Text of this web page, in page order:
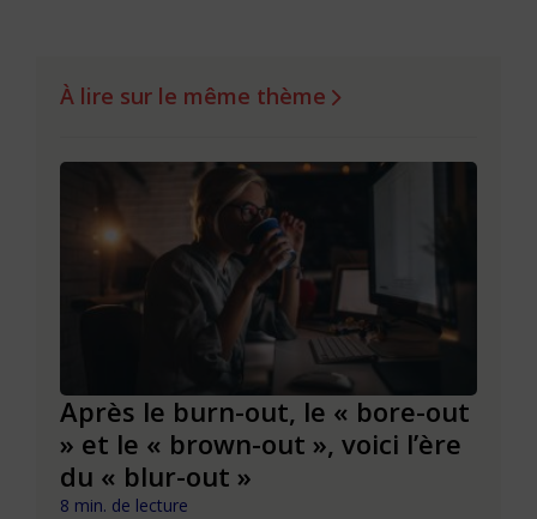
À lire sur le même thème
Après le burn-out, le « bore-out
» et le « brown-out », voici l’ère
du « blur-out »
8 min. de lecture